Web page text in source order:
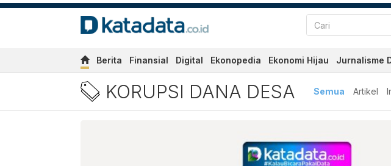
Berita Finansial Digital Ekonopedia Ekonomi Hijau Jurnalisme
Berita Korupsi Dana Desa Terbaru
KORUPSI DANA DESA Semua Artikel